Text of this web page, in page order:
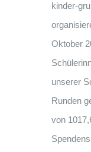
kinder-
Oktober
unserer
Runden
von